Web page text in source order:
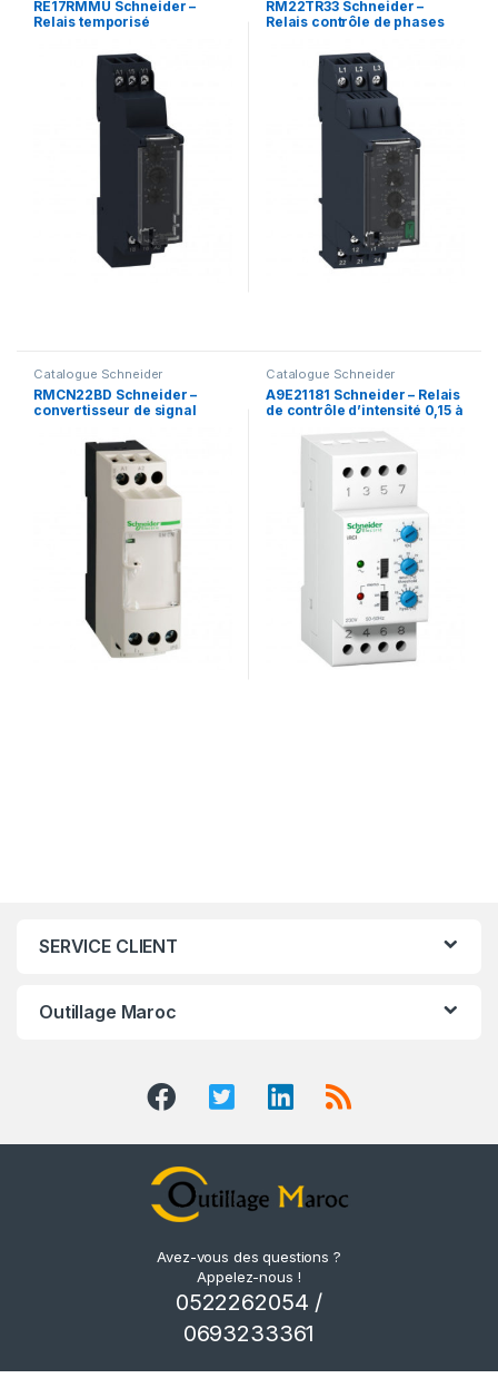
RE17RMMU Schneider –
Relais temporisé
(inverseur) – 24Vcc 24 à
240Vca – Zelio Time
RM22TR33 Schneider –
Relais contrôle de phases
480Vca – Zelio Control
Catalogue Schneider
RMCN22BD Schneider –
convertisseur de signal
4 à 20mA – 0 à 10V – Zelio
Catalogue Schneider
A9E21181 Schneider – Relais
de contrôle d’intensité 0,15 à
SERVICE CLIENT
Outillage Maroc
Avez-vous des questions ?
Appelez-nous !
0522262054 /
0693233361